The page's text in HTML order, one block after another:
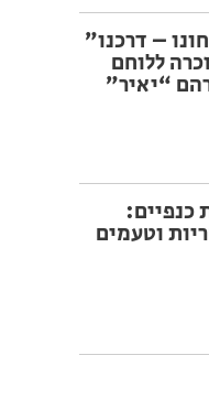
– דרכנו”
ללוחם
“יאיר”
כנפיים:
וטעמים